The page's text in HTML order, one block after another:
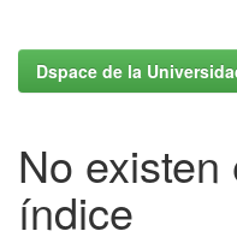
Dspace de la
No
índice